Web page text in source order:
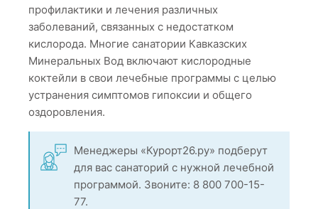
профилактики и лечения различных
заболеваний, связанных с недостатком
кислорода. Многие санатории Кавказских
Минеральных Вод включают кислородные
коктейли в свои лечебные программы с целью
устранения симптомов гипоксии и общего
оздоровления.
Менеджеры «Курорт26.ру» подберут
для вас санаторий с нужной лечебной
программой. Звоните: 8 800 700-15-
77.